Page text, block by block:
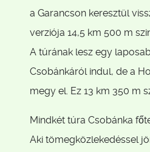
a Garancson keresztül
verziója 14,5 km 500 m
A túrának lesz egy
Csobánkáról indul, de a
megy el. Ez 13 km 350 m
Mindkét túra Csobánka
Aki tömegközlekedéssel